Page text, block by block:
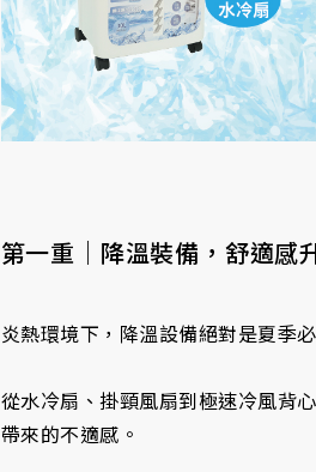
第一重｜降溫裝備，舒適感
炎熱環境下，降溫設備絕對是夏季
從水冷扇、掛頸風扇到極速冷風背
帶來的不適感。